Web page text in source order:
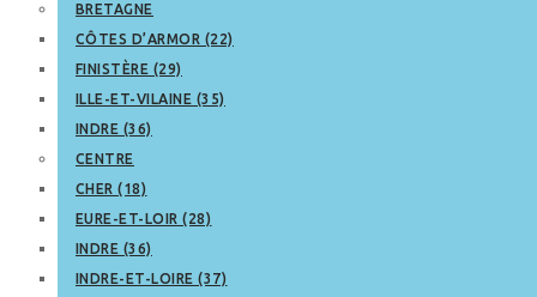
BRETAGNE
CÔTES D’ARMOR (22)
FINISTÈRE (29)
ILLE-ET-VILAINE (35)
INDRE (36)
CENTRE
CHER (18)
EURE-ET-LOIR (28)
INDRE (36)
INDRE-ET-LOIRE (37)